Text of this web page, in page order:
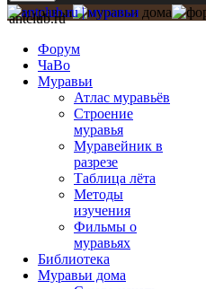
antclub.ru
Форум
ЧаВо
Муравьи
Атлас муравьёв
Строение
муравья
Муравейник в
разрезе
Таблица лёта
Методы
изучения
Фильмы о
муравьях
Библиотека
Муравьи дома